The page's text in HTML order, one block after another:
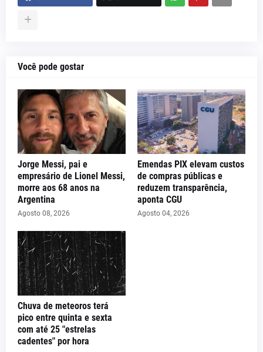
Você pode gostar
Jorge Messi, pai e
empresário de Lionel Messi,
morre aos 68 anos na
Argentina
Agosto 08, 2026
Emendas PIX elevam custos
de compras públicas e
reduzem transparência,
aponta CGU
Agosto 04, 2026
Chuva de meteoros terá
pico entre quinta e sexta
com até 25 "estrelas
cadentes" por hora